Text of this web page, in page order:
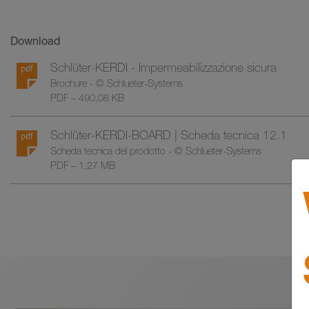
Download
Schlüter-KERDI - Impermeabilizzazione sicura
Brochure - © Schlueter-Systems
PDF – 490,08 KB
Schlüter-KERDI-BOARD | Scheda tecnica 12.1
Scheda tecnica del prodotto - © Schlueter-Systems
PDF – 1,27 MB